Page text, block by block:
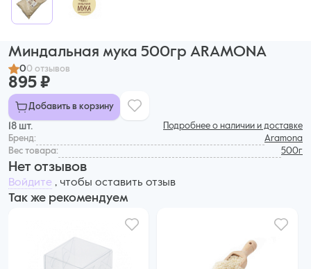
Миндальная мука 500гр ARAMONA
00 отзывов
895 ₽
Добавить в корзину
18 шт.
Подробнее о наличии и доставке
Бренд:
Aramona
Вес товара:
500г
Нет отзывов
Войдите , чтобы оставить отзыв
Так же рекомендуем